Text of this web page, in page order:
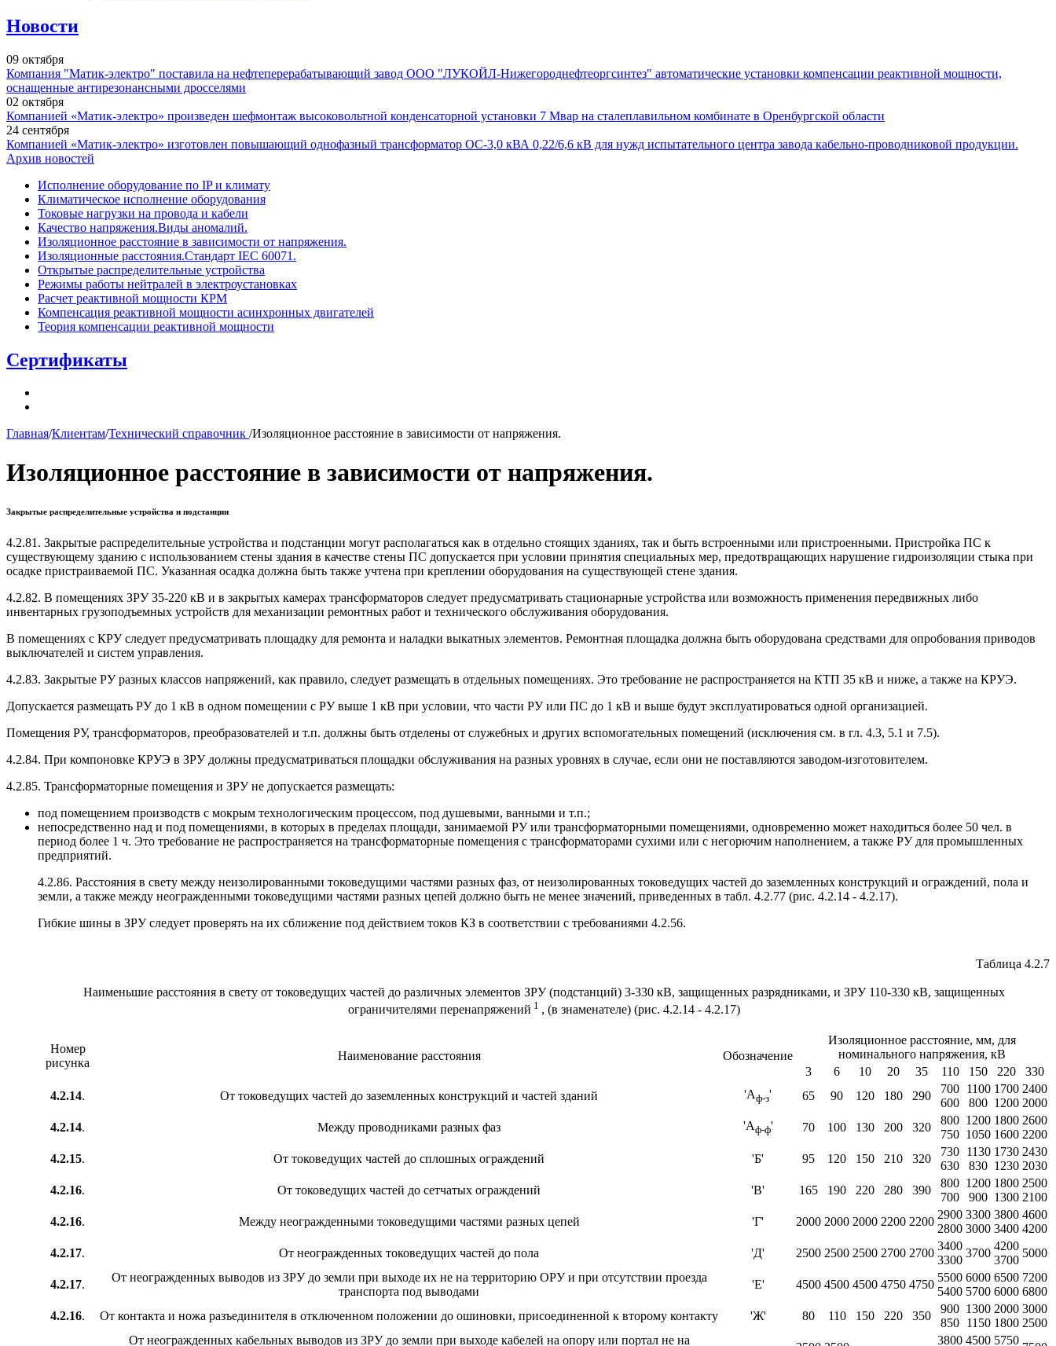
Новости
09 октября
Компания "Матик-электро" поставила на нефтеперерабатывающий завод ООО ­"ЛУКОЙЛ-Нижегороднефтеоргсинтез" автоматические установки компенсации реактивной мощности,
оснащенные антирезонансными дросселями
02 октября
Компанией «Матик-электро» произведен шефмонтаж высоковольтной конденсаторной установки 7 Мвар на сталеплавильном комбинате в Оренбургской области
24 сентября
Компанией «Матик-электро» изготовлен повышающий однофазный трансформатор ОС-3,0 кВА 0,22/6,6 кВ для нужд испытательного центра завода кабельно-проводниковой продукции.
Архив новостей
Исполнение оборудование по IP и климату
Климатическое исполнение оборудования
Токовые нагрузки на провода и кабели
Качество напряжения.Виды аномалий.
Изоляционное расстояние в зависимости от напряжения.
Изоляционные расстояния.Стандарт IEC 60071.
Открытые распределительные устройства
Режимы работы нейтралей в электроустановках
Расчет реактивной мощности КРМ
Компенсация реактивной мощности асинхронных двигателей
Теория компенсации реактивной мощности
Сертификаты
Главная/Клиентам/Технический справочник /Изоляционное расстояние в зависимости от напряжения.
Изоляционное расстояние в зависимости от напряжения.
Закрытые распределительные устройства и подстанции
4.2.81 . Закрытые распределительные устройства и подстанции могут располагаться как в отдельно стоящих зданиях, так и быть встроенными или пристроенными. Пристройка ПС к
существующему зданию с использованием стены здания в качестве стены ПС допускается при условии принятия специальных мер, предотвращающих нарушение гидроизоляции стыка при
осадке пристраиваемой ПС. Указанная осадка должна быть также учтена при креплении оборудования на существующей стене здания.
4.2.82. В помещениях ЗРУ 35-220 кВ и в закрытых камерах трансформаторов следует предусматривать стационарные устройства или возможность применения передвижных либо
инвентарных грузоподъемных устройств для механизации ремонтных работ и технического обслуживания оборудования.
В помещениях с КРУ следует предусматривать площадку для ремонта и наладки выкатных элементов. Ремонтная площадка должна быть оборудована средствами для опробования приводов
выключателей и систем управления.
4.2.83. Закрытые РУ разных классов напряжений, как правило, следует размещать в отдельных помещениях. Это требование не распространяется на КТП 35 кВ и ниже, а также на КРУЭ.
Допускается размещать РУ до 1 кВ в одном помещении с РУ выше 1 кВ при условии, что части РУ или ПС до 1 кВ и выше будут эксплуатироваться одной организацией.
Помещения РУ, трансформаторов, преобразователей и т.п. должны быть отделены от служебных и других вспомогательных помещений (исключения см. в гл. 4.3, 5.1 и 7.5).
4.2.84. При компоновке КРУЭ в ЗРУ должны предусматриваться площадки обслуживания на разных уровнях в случае, если они не поставляются заводом-изготовителем.
4.2.85. Трансформаторные помещения и ЗРУ не допускается размещать:
под помещением производств с мокрым технологическим процессом, под душевыми, ванными и т.п.;
непосредственно над и под помещениями, в которых в пределах площади, занимаемой РУ или трансформаторными помещениями, одновременно может находиться более 50 чел. в
период более 1 ч. Это требование не распространяется на трансформаторные помещения с трансформаторами сухими или с негорючим наполнением, а также РУ для промышленных
предприятий.
4.2.86. Расстояния в свету между неизолированными токоведущими частями разных фаз, от неизолированных токоведущих частей до заземленных конструкций и ограждений, пола и
земли, а также между неогражденными токоведущими частями разных цепей должно быть не менее значений, приведенных в табл. 4.2.77 (рис. 4.2.14 - 4.2.17).
Гибкие шины в ЗРУ следует проверять на их сближение под действием токов КЗ в соответствии с требованиями 4.2.56.
Таблица 4.2.7
Наименьшие расстояния в свету от токоведущих частей до различных элементов ЗРУ (подстанций) 3-330 кВ, защищенных разрядниками, и ЗРУ 110-330 кВ, защищенных
ограничителями перенапряжений 1 , (в знаменателе) (рис. 4.2.14 - 4.2.17)
Номер
рисунка
Наименование расстояния Обозначение
Изоляционное расстояние, мм, для
номинального напряжения, кВ
3
6 10 20 35 110 150 220
330
4.2.14. От токоведущих частей до заземленных конструкций и частей зданий 'Аф-з' 65 90 120 180 290
700
600
1100
800
1700
1200
2400
2000
4.2.14. Между проводниками разных фаз 'Аф-ф' 70 100 130 200 320
800
750
1200
1050
1800
1600
2600
2200
4.2.15. От токоведущих частей до сплошных ограждений 'Б' 95 120 150 210 320
730
630
1130
830
1730
1230
2430
2030
4.2.16. От токоведущих частей до сетчатых ограждений 'В' 165 190 220 280 390
800
700
1200
900
1800
1300
2500
2100
4.2.16. Между неогражденными токоведущими частями разных цепей 'Г' 2000 2000 2000 2200 2200
2900
2800
3300
3000
3800
3400
4600
4200
4.2.17. От неогражденных токоведущих частей до пола 'Д' 2500 2500 2500 2700 2700
3400
3300
3700
4200
3700
5000
4.2.17.
От неогражденных выводов из ЗРУ до земли при выходе их не на территорию ОРУ и при отсутствии проезда
транспорта под выводами
'Е' 4500 4500 4500 4750 4750
5500
5400
6000
5700
6500
6000
7200
6800
4.2.16. От контакта и ножа разъединителя в отключенном положении до ошиновки, присоединенной к второму контакту 'Ж' 80 110 150 220 350
900
850
1300
1150
2000
1800
3000
2500
От неогражденных кабельных выводов из ЗРУ до земли при выходе кабелей на опору или портал не на 3800 4500 5750